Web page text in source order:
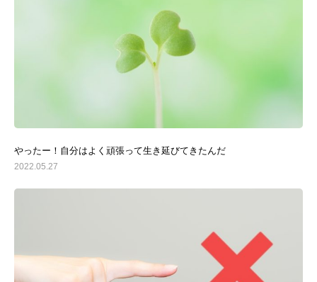
やったー！自分はよく頑張って生き延びてきたんだ
2022.05.27